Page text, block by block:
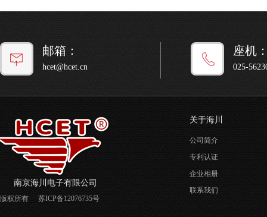
邮箱：
hcet@hcet.cn
座机
025-
南京海川电子有限公司
版权所有 苏ICP备12076735号
关于海川
公司简介
专利认证
企业相册
联系我们